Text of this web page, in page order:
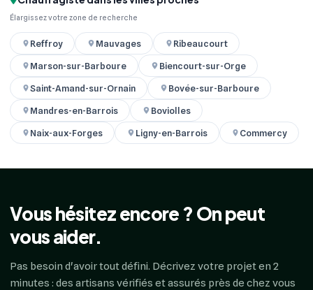
Élargissez votre zone de recherche
Reffroy Mauvages
Ribeaucourt
Marson-sur-Barboure
Biencourt-sur-Orge
Saint-Amand-sur-Ornain
Bovée-sur-Barboure
Mandres-en-Barrois
Boviolles
Naix-aux-Forges
Ligny-en-Barrois Commercy
Vous hésitez encore ? On peut
vous aider.
Pas besoin d'avoir tout défini. Décrivez votre projet en 2
minutes : des artisans vérifiés et assurés près de chez vous